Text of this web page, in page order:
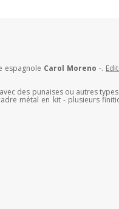
espagnole Carol Moreno -.
des punaises ou autres
métal en kit - plusieurs